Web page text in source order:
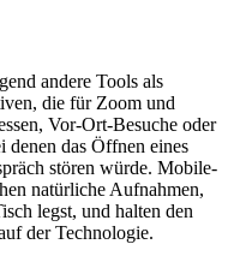
andere Tools als
die für Zoom und
Vor-Ort-Besuche oder
denen das Öffnen eines
stören würde. Mobile-
natürliche Aufnahmen,
legst, und halten den
der Technologie.